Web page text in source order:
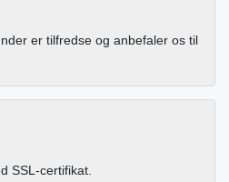
er tilfredse og anbefaler os til
SSL-certifikat.